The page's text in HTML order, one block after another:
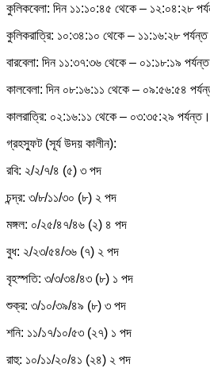
কুলিকবেলা: দিন ১১:১০:৪৫ থেকে – ১২:০৪:২৮
কুলিকরাত্রি: ১০:৩৪:১০ থেকে – ১১:১৬:২৮
বারবেলা: দিন ১১:৩৭:৩৬ থেকে – ০১:১৮:১৯
কালবেলা: দিন ০৮:১৬:১১ থেকে – ০৯:৫৬:৫৪
কালরাত্রি: ০২:১৬:১১ থেকে – ০৩:৩৫:২৯ পর্যন্ত।
গ্রহস্ফুট (সূর্য উদয় কালীন):
রবি: ২/২/৭/৪ (৫) ৩ পদ
চন্দ্র: ৩/৮/১১/৩০ (৮) ২ পদ
মঙ্গল: ০/২৫/৪৭/৪৬ (২) ৪ পদ
বুধ: ২/২৩/৫৪/৩৬ (৭) ২ পদ
বৃহস্পতি: ৩/৩/৩৪/৪৩ (৮) ১ পদ
শুক্র: ৩/১০/৩৯/৪৯ (৮) ৩ পদ
শনি: ১১/১৭/১০/৫৩ (২৭) ১ পদ
রাহু: ১০/১১/২০/৪১ (২৪) ২ পদ